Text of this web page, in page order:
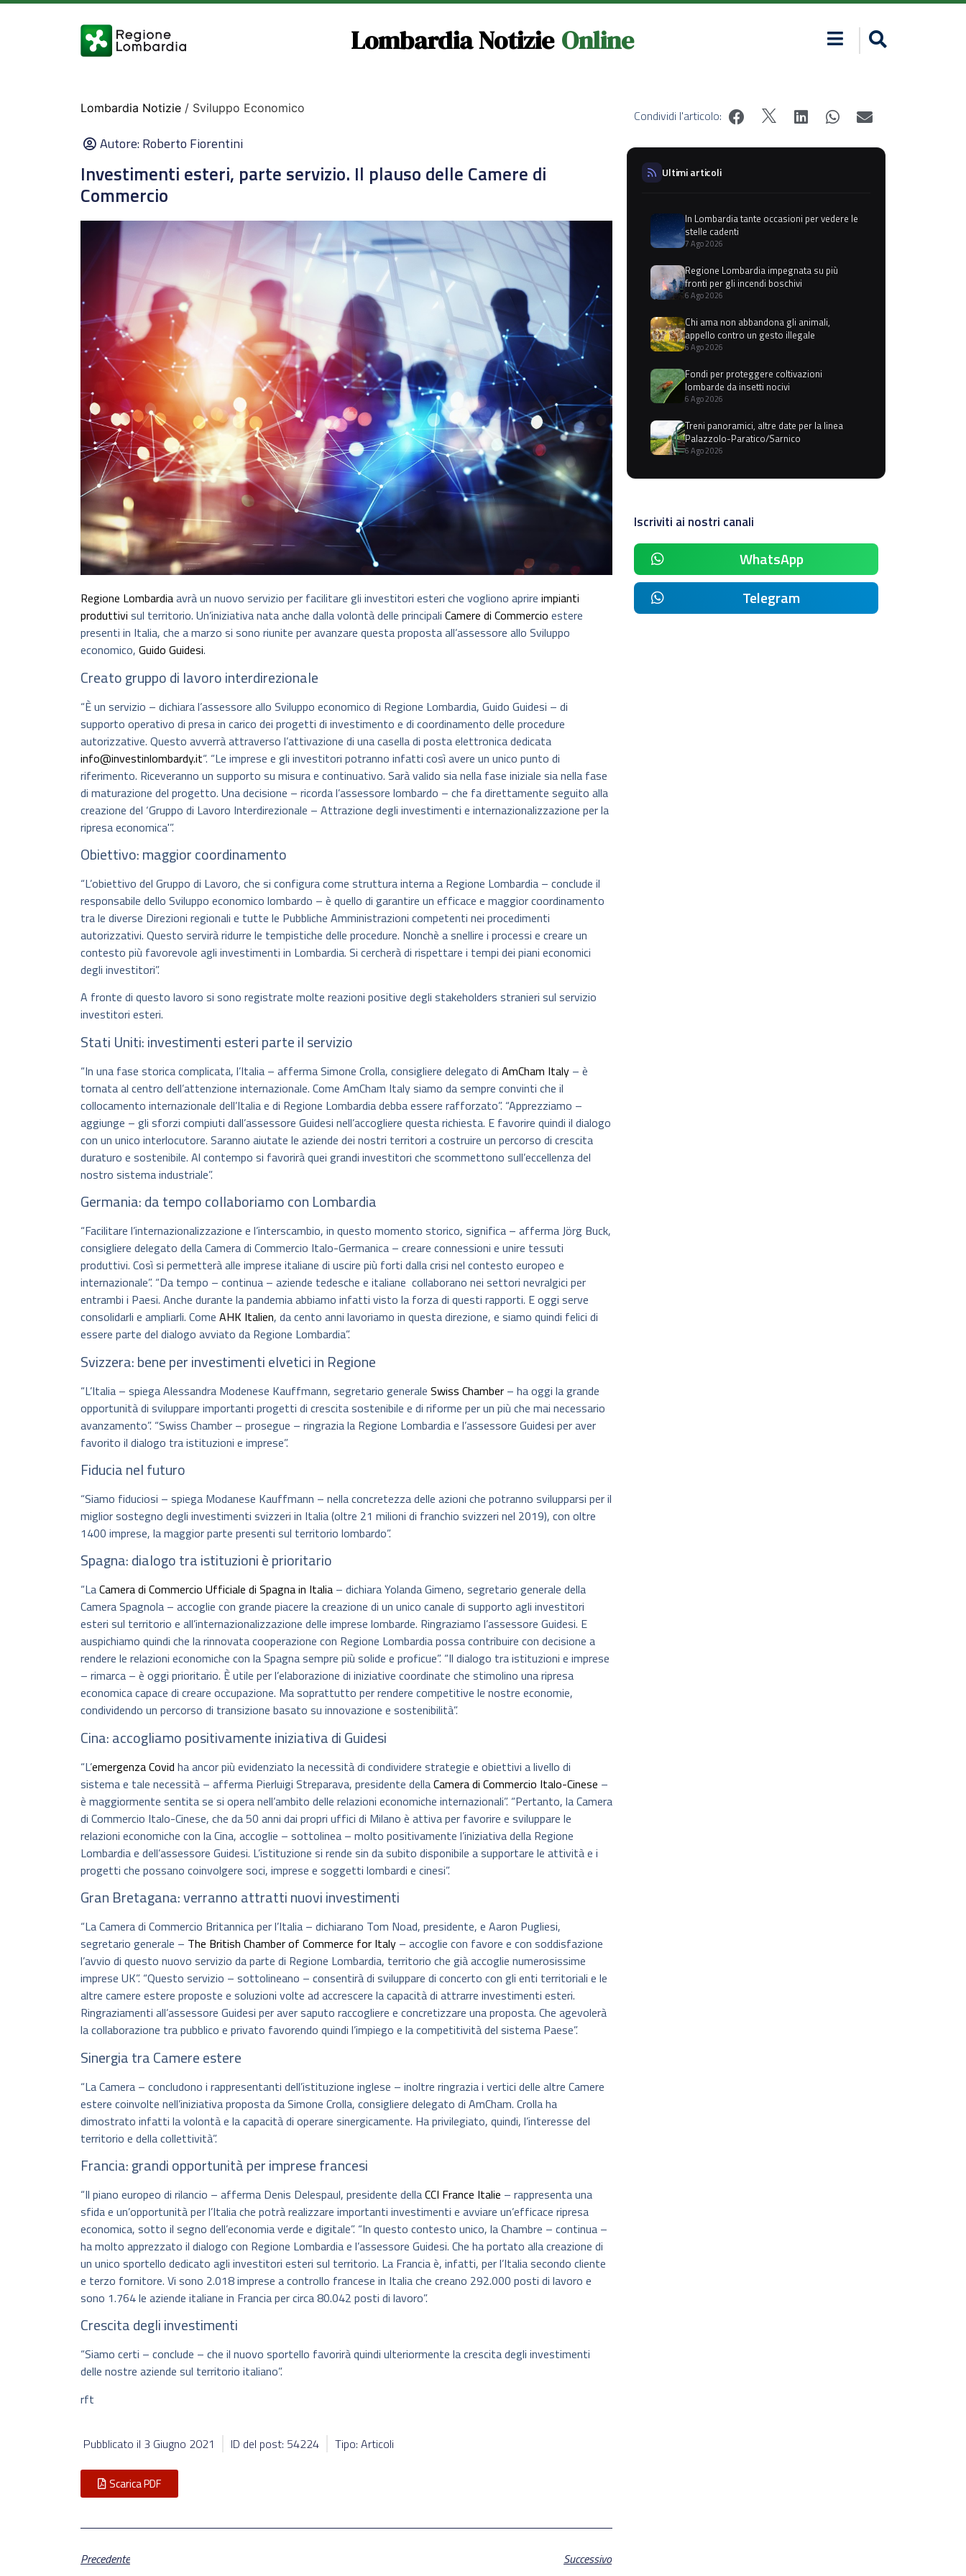
Lombardia Notizie Online
Lombardia Notizie / Sviluppo Economico
Autore:Roberto Fiorentini
Investimenti esteri, parte servizio. Il plauso delle Camere di
Commercio
Regione Lombardiaavrà un nuovo servizio per facilitare gli investitori esteri che vogliono aprire impianti
produttivi sul territorio. Un’iniziativa nata anche dalla volontà delle principali Camere di Commercio estere
presenti in Italia, che a marzo si sono riunite per avanzare questa proposta all’assessore allo Sviluppo
economico, Guido Guidesi.
Creato gruppo di lavoro interdirezionale
“È un servizio – dichiara l’assessore allo Sviluppo economico di Regione Lombardia, Guido Guidesi – di
supporto operativo di presa in carico dei progetti di investimento e di coordinamento delle procedure
autorizzative. Questo avverrà attraverso l’attivazione di una casella di posta elettronica dedicata
info@investinlombardy.it“. “Le imprese e gli investitori potranno infatti così avere un unico punto di
riferimento. Riceveranno un supporto su misura e continuativo. Sarà valido sia nella fase iniziale sia nella fase
di maturazione del progetto. Una decisione – ricorda l’assessore lombardo – che fa direttamente seguito alla
creazione del ‘Gruppo di Lavoro Interdirezionale – Attrazione degli investimenti e internazionalizzazione per la
ripresa economica'”.
Obiettivo: maggior coordinamento
“L’obiettivo del Gruppo di Lavoro, che si configura come struttura interna a Regione Lombardia – conclude il
responsabile dello Sviluppo economico lombardo – è quello di garantire un efficace e maggior coordinamento
tra le diverse Direzioni regionali e tutte le Pubbliche Amministrazioni competenti nei procedimenti
autorizzativi. Questo servirà ridurre le tempistiche delle procedure. Nonchè a snellire i processi e creare un
contesto più favorevole agli investimenti in Lombardia. Si cercherà di rispettare i tempi dei piani economici
degli investitori”.
A fronte di questo lavoro si sono registrate molte reazioni positive degli stakeholders stranieri sul servizio
investitori esteri.
Stati Uniti: investimenti esteri parte il servizio
“In una fase storica complicata, l’Italia – afferma Simone Crolla, consigliere delegato di AmCham Italy – è
tornata al centro dell’attenzione internazionale. Come AmCham Italy siamo da sempre convinti che il
collocamento internazionale dell’Italia e di Regione Lombardia debba essere rafforzato”. “Apprezziamo –
aggiunge – gli sforzi compiuti dall’assessore Guidesi nell’accogliere questa richiesta. E favorire quindi il dialogo
con un unico interlocutore. Saranno aiutate le aziende dei nostri territori a costruire un percorso di crescita
duraturo e sostenibile. Al contempo si favorirà quei grandi investitori che scommettono sull’eccellenza del
nostro sistema industriale”.
Germania: da tempo collaboriamo con Lombardia
“Facilitare l’internazionalizzazione e l’interscambio, in questo momento storico, significa – afferma Jörg Buck,
consigliere delegato della Camera di Commercio Italo-Germanica – creare connessioni e unire tessuti
produttivi. Così si permetterà alle imprese italiane di uscire più forti dalla crisi nel contesto europeo e
internazionale”. “Da tempo – continua – aziende tedesche e italiane collaborano nei settori nevralgici per
entrambi i Paesi. Anche durante la pandemia abbiamo infatti visto la forza di questi rapporti. E oggi serve
consolidarli e ampliarli. Come AHK Italien, da cento anni lavoriamo in questa direzione, e siamo quindi felici di
essere parte del dialogo avviato da Regione Lombardia”.
Svizzera: bene per investimenti elvetici in Regione
“L’Italia – spiega Alessandra Modenese Kauffmann, segretario generale Swiss Chamber – ha oggi la grande
opportunità di sviluppare importanti progetti di crescita sostenibile e di riforme per un più che mai necessario
avanzamento”. “Swiss Chamber – prosegue – ringrazia la Regione Lombardia e l’assessore Guidesi per aver
favorito il dialogo tra istituzioni e imprese”.
Fiducia nel futuro
“Siamo fiduciosi – spiega Modanese Kauffmann – nella concretezza delle azioni che potranno svilupparsi per il
miglior sostegno degli investimenti svizzeri in Italia (oltre 21 milioni di franchio svizzeri nel 2019), con oltre
1400 imprese, la maggior parte presenti sul territorio lombardo”.
Spagna: dialogo tra istituzioni è prioritario
“LaCamera di Commercio Ufficiale di Spagna in Italia – dichiara Yolanda Gimeno, segretario generale della
Camera Spagnola – accoglie con grande piacere la creazione di un unico canale di supporto agli investitori
esteri sul territorio e all’internazionalizzazione delle imprese lombarde. Ringraziamo l’assessore Guidesi. E
auspichiamo quindi che la rinnovata cooperazione con Regione Lombardia possa contribuire con decisione a
rendere le relazioni economiche con la Spagna sempre più solide e proficue”. “Il dialogo tra istituzioni e imprese
– rimarca – è oggi prioritario. È utile per l’elaborazione di iniziative coordinate che stimolino una ripresa
economica capace di creare occupazione. Ma soprattutto per rendere competitive le nostre economie,
condividendo un percorso di transizione basato su innovazione e sostenibilità”.
Cina: accogliamo positivamente iniziativa di Guidesi
“L’emergenza Covid ha ancor più evidenziato la necessità di condividere strategie e obiettivi a livello di
sistema e tale necessità – afferma Pierluigi Streparava, presidente dellaCamera di Commercio Italo-Cinese –
è maggiormente sentita se si opera nell’ambito delle relazioni economiche internazionali”. “Pertanto, la Camera
di Commercio Italo-Cinese, che da 50 anni dai propri uffici di Milano è attiva per favorire e sviluppare le
relazioni economiche con la Cina, accoglie – sottolinea – molto positivamente l’iniziativa della Regione
Lombardia e dell’assessore Guidesi. L’istituzione si rende sin da subito disponibile a supportare le attività e i
progetti che possano coinvolgere soci, imprese e soggetti lombardi e cinesi”.
Gran Bretagana: verranno attratti nuovi investimenti
“La Camera di Commercio Britannica per l’Italia – dichiarano Tom Noad, presidente, e Aaron Pugliesi,
segretario generale – The British Chamber of Commerce for Italy – accoglie con favore e con soddisfazione
l’avvio di questo nuovo servizio da parte di Regione Lombardia, territorio che già accoglie numerosissime
imprese UK”. “Questo servizio – sottolineano – consentirà di sviluppare di concerto con gli enti territoriali e le
altre camere estere proposte e soluzioni volte ad accrescere la capacità di attrarre investimenti esteri.
Ringraziamenti all’assessore Guidesi per aver saputo raccogliere e concretizzare una proposta. Che agevolerà
la collaborazione tra pubblico e privato favorendo quindi l’impiego e la competitività del sistema Paese”.
Sinergia tra Camere estere
“La Camera – concludono i rappresentanti dell’istituzione inglese – inoltre ringrazia i vertici delle altre Camere
estere coinvolte nell’iniziativa proposta da Simone Crolla, consigliere delegato di AmCham. Crolla ha
dimostrato infatti la volontà e la capacità di operare sinergicamente. Ha privilegiato, quindi, l’interesse del
territorio e della collettività”.
Francia: grandi opportunità per imprese francesi
“Il piano europeo di rilancio – afferma Denis Delespaul, presidente dellaCCI France Italie – rappresenta una
sfida e un’opportunità per l’Italia che potrà realizzare importanti investimenti e avviare un’efficace ripresa
economica, sotto il segno dell’economia verde e digitale”. “In questo contesto unico, la Chambre – continua –
ha molto apprezzato il dialogo con Regione Lombardia e l’assessore Guidesi. Che ha portato alla creazione di
un unico sportello dedicato agli investitori esteri sul territorio. La Francia è, infatti, per l’Italia secondo cliente
e terzo fornitore. Vi sono 2.018 imprese a controllo francese in Italia che creano 292.000 posti di lavoro e
sono 1.764 le aziende italiane in Francia per circa 80.042 posti di lavoro”.
Crescita degli investimenti
“Siamo certi – conclude – che il nuovo sportello favorirà quindi ulteriormente la crescita degli investimenti
delle nostre aziende sul territorio italiano”.
rft
Pubblicato il 3 Giugno 2021 ID del post: 54224 Tipo: Articoli
Scarica PDF
Precedente Successivo
Condividi l'articolo:
Ultimi articoli
In Lombardia tante occasioni per vedere le
stelle cadenti
7 Ago 2026
Regione Lombardia impegnata su più
fronti per gli incendi boschivi
6 Ago 2026
Chi ama non abbandona gli animali,
appello contro un gesto illegale
6 Ago 2026
Fondi per proteggere coltivazioni
lombarde da insetti nocivi
6 Ago 2026
Treni panoramici, altre date per la linea
Palazzolo-Paratico/Sarnico
6 Ago 2026
Iscriviti ai nostri canali
WhatsApp
Telegram